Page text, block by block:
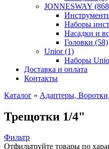
JONNESWAY
Наборы
Насадки и
Головки (58)
Unior (1)
Наборы
Доставка и оплата
Контакты
Каталог » Адаптеры,
Трещотки 1/4"
Фильтр
Отфильтруйте товары по